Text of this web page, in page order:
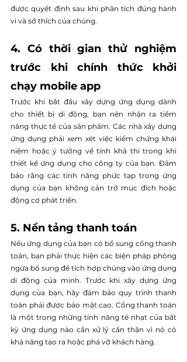
được quyết định sau khi phân tích đúng hành
vi và sở thích của chúng.
4. Có thời gian thử nghiệm
trước khi chính thức khởi
chạy mobile app
Trước khi bắt đầu xây dựng ứng dụng dành
cho thiết bị di động, bạn nên nhận ra tiềm
năng thực tế của sản phẩm. Các nhà xây dựng
ứng dụng phải xem xét việc kiểm chứng khái
niệm hoặc ý tưởng về tính khả thi trong khi
thiết kế ứng dụng cho công ty của bạn. Đảm
bảo rằng các tính năng phức tạp trong ứng
dụng của bạn không cản trở mục đích hoặc
động cơ phát triển.
5. Nền tảng thanh toán
Nếu ứng dụng của bạn có bổ sung cổng thanh
toán, bạn phải thực hiện các biện pháp phòng
ngừa bổ sung để tích hợp chúng vào ứng dụng
di động của mình. Trước khi xây dựng ứng
dụng của bạn, hãy đảm bảo quy trình thanh
toán phải được bảo mật cao. Cổng thanh toán
là một trong những tính năng tẻ nhạt của bất
kỳ ứng dụng nào cần xử lý cẩn thận vì nó có
khả năng tạo ra hoặc phá vỡ khách hàng.